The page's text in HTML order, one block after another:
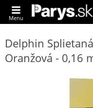
Menu
Delphin
Oranžová - 0,16